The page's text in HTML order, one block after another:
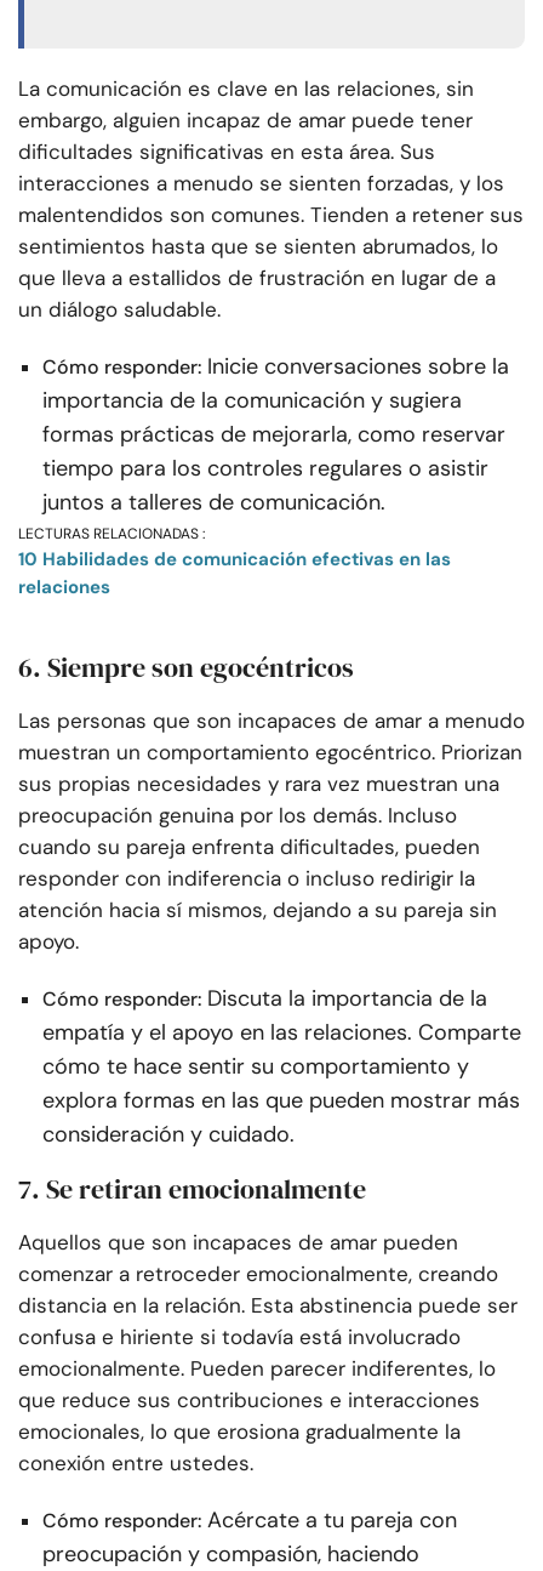
La comunicación es clave en las relaciones, sin
embargo, alguien incapaz de amar puede tener
dificultades significativas en esta área. Sus
interacciones a menudo se sienten forzadas, y los
malentendidos son comunes. Tienden a retener sus
sentimientos hasta que se sienten abrumados, lo
que lleva a estallidos de frustración en lugar de a
un diálogo saludable.
Cómo responder: Inicie conversaciones sobre la
importancia de la comunicación y sugiera
formas prácticas de mejorarla, como reservar
tiempo para los controles regulares o asistir
juntos a talleres de comunicación.
LECTURAS RELACIONADAS :
10 Habilidades de comunicación efectivas en las
relaciones
6. Siempre son egocéntricos
Las personas que son incapaces de amar a menudo
muestran un comportamiento egocéntrico. Priorizan
sus propias necesidades y rara vez muestran una
preocupación genuina por los demás. Incluso
cuando su pareja enfrenta dificultades, pueden
responder con indiferencia o incluso redirigir la
atención hacia sí mismos, dejando a su pareja sin
apoyo.
Cómo responder: Discuta la importancia de la
empatía y el apoyo en las relaciones. Comparte
cómo te hace sentir su comportamiento y
explora formas en las que pueden mostrar más
consideración y cuidado.
7. Se retiran emocionalmente
Aquellos que son incapaces de amar pueden
comenzar a retroceder emocionalmente, creando
distancia en la relación. Esta abstinencia puede ser
confusa e hiriente si todavía está involucrado
emocionalmente. Pueden parecer indiferentes, lo
que reduce sus contribuciones e interacciones
emocionales, lo que erosiona gradualmente la
conexión entre ustedes.
Cómo responder: Acércate a tu pareja con
preocupación y compasión, haciendo